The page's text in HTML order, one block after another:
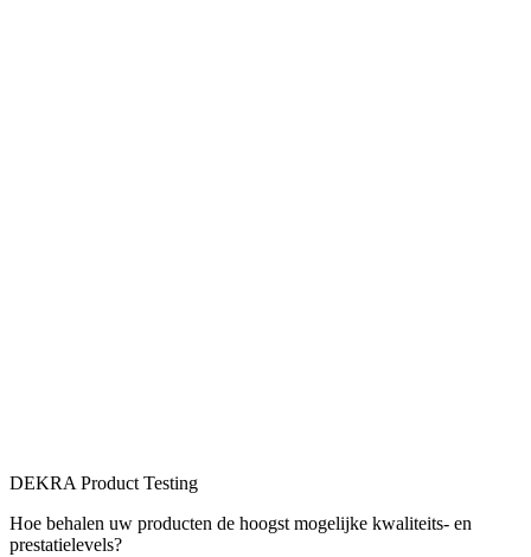
DEKRA Product Testing
Hoe behalen uw producten de hoogst mogelijke kwaliteits- en
prestatielevels?